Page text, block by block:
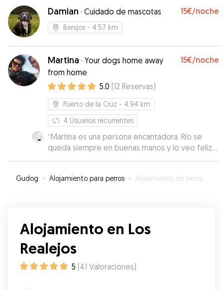
estado muy amables y se ve que aman a los
perros. Hemos quedado a encantados con ellos
y seguro que volveremos a dejarla con ellos.
Damian · Cuidado de mascotas 15€/noche
Benijos - 4.57 km
Martina · Your dogs home away
from home
15€/noche
5.0 (12 Reservas)
Puerto de la Cruz - 4.94 km
4 Usuarios recurrentes
“Martina es una persona encantadora. Río se
queda siempre en buenas manos y lo veo feliz
que es lo más importante .”
Gudog » Alojamiento para perros » Alojamiento de perros en Los Realejos
Alojamiento en Los
Realejos
5 (41 Valoraciones)